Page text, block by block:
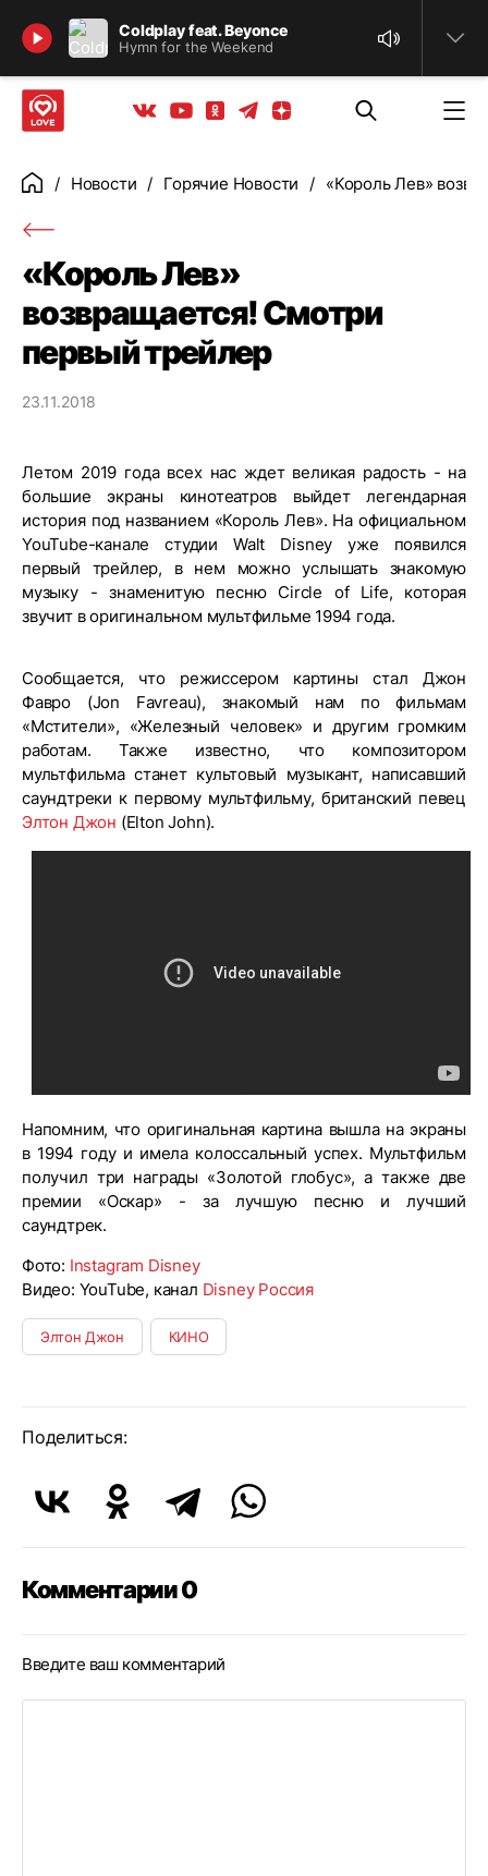
Coldplay feat. Beyonce
Hymn for the Weekend
Найти
Вконтакте
YoutubeОдноклассники
ТелеграмЯндекс дзен
ГлавнаяНовости Горячие Новости «Король Лев»
«Король Лев»
возвращается! Смотри
первый трейлер
23.11.2018
Летом 2019 года всех нас ждет великая радость - на
большие экраны кинотеатров выйдет легендарная
история под названием «Король Лев». На официальном
YouTube-канале студии Walt Disney уже появился
первый трейлер, в нем можно услышать знакомую
музыку - знаменитую песню Circle of Life, которая
звучит в оригинальном мультфильме 1994 года.
Сообщается, что режиссером картины стал Джон
Фавро (Jon Favreau), знакомый нам по фильмам
«Мстители», «Железный человек» и другим громким
работам. Также известно, что композитором
мультфильма станет культовый музыкант, написавший
саундтреки к первому мультфильму, британский певец
Элтон Джон (Elton John).
Напомним, что оригинальная картина вышла на экраны
в 1994 году и имела колоссальный успех. Мультфильм
получил три награды «Золотой глобус», а также две
премии «Оскар» - за лучшую песню и лучший
саундтрек.
Фото: Instagram Disney
Видео: YouTube, канал Disney Россия
Элтон Джон КИНО
Поделиться:
Комментарии 0
Введите ваш комментарий